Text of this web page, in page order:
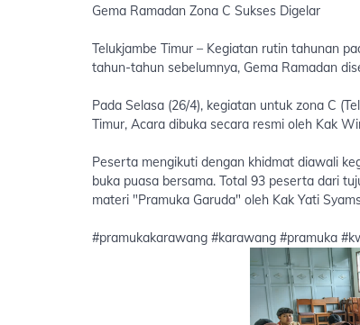
Gema Ramadan Zona C Sukses Digelar
Telukjambe Timur – Kegiatan rutin tahunan
tahun-tahun sebelumnya, Gema Ramadan
Pada Selasa (26/4), kegiatan untuk zona C
Timur, Acara dibuka secara resmi oleh Kak
Peserta mengikuti dengan khidmat diawali
buka puasa bersama. Total 93 peserta dari
materi "Pramuka Garuda" oleh Kak Yati
#pramukakarawang #karawang #pramuka